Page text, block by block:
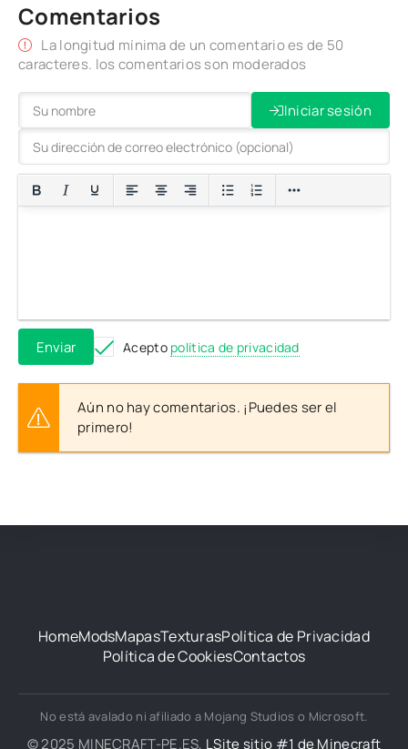
Comentarios
La longitud mínima de un comentario es de 50
caracteres. los comentarios son moderados
Iniciar sesión
Enviar Acepto política de privacidad
Aún no hay comentarios. ¡Puedes ser el
primero!
HomeModsMapasTexturasPolítica de Privacidad
Política de CookiesContactos
No está avalado ni afiliado a Mojang Studios o Microsoft.
© 2025 MINECRAFT-PE.ES, LSite sitio #1 de Minecraft